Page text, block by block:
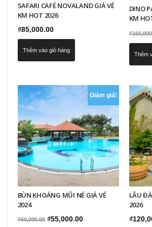
SAFARI CAFÉ NOVALAND GIÁ VÉ
KM HOT 2026
₫85,000.00
Thêm vào giỏ hàng
DINO
KM
₫
Thêm
Giảm giá!
BÙN KHOÁNG MŨI NÉ GIÁ VÉ
2024
₫60,000.00 Giá
₫55,000.00Giá
LÂU
2026
₫